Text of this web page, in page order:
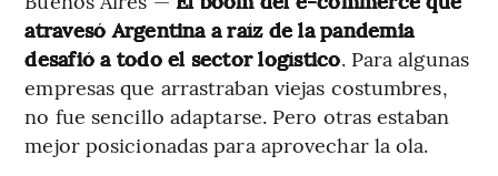
atravesó Argentina a raíz de la pandemia
desafió a todo el sector logístico. Para algunas
empresas que arrastraban viejas costumbres,
no fue sencillo adaptarse. Pero otras estaban
mejor posicionadas para aprovechar la ola.